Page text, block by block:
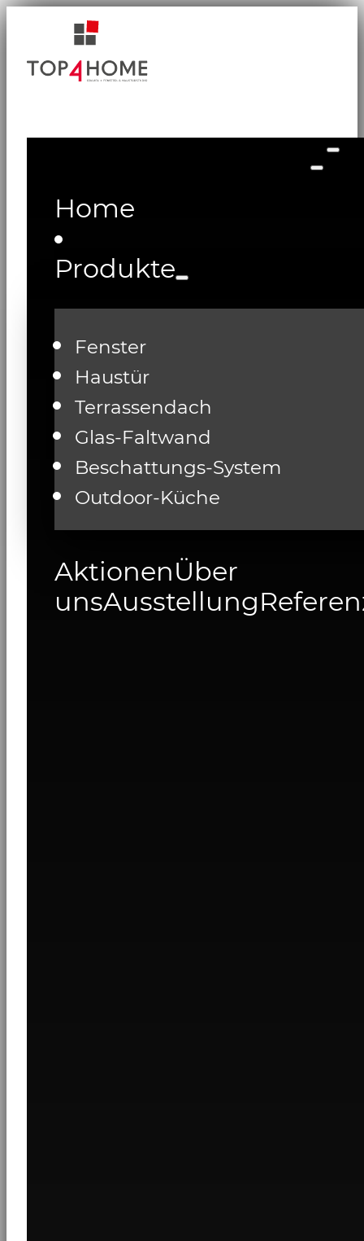
Home
Produkte
Fenster
Haustür
Terrassendach
Glas-Faltwand
Beschattungs-System
Outdoor-Küche
AktionenÜber
unsAusstellung